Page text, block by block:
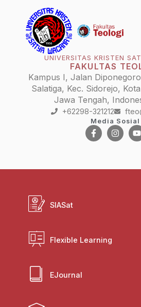
UNIVERSITAS KRISTEN
FAKULTAS
Kampus I, Jalan
Salatiga, Kec. Sidorejo,
Jawa Tengah,
+62298-321212
Media Sosial
SIASat
Flexible Learning
EJournal